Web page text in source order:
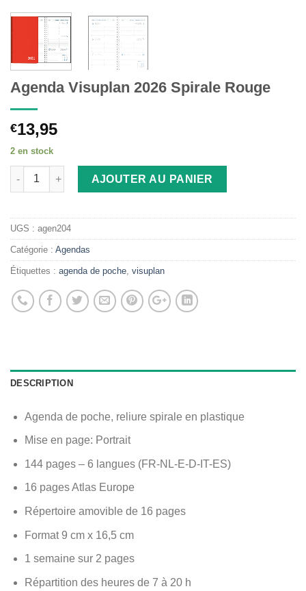
Agenda Visuplan 2026 Spirale Rouge
€13,95
2 en stock
AJOUTER AU PANIER
UGS : agen204
Catégorie : Agendas
Étiquettes : agenda de poche visuplan
DESCRIPTION
Agenda de poche, reliure spirale en plastique
Mise en page: Portrait
144 pages – 6 langues (FR-NL-E-D-IT-ES)
16 pages Atlas Europe
Répertoire amovible de 16 pages
Format 9 cm x 16,5 cm
1 semaine sur 2 pages
Répartition des heures de 7 à 20 h